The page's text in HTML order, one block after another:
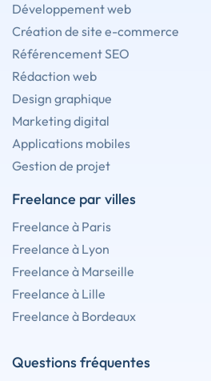
Développement web
Création de site e-commerce
Référencement SEO
Rédaction web
Design graphique
Marketing digital
Applications mobiles
Gestion de projet
Freelance par villes
Freelance à Paris
Freelance à Lyon
Freelance à Marseille
Freelance à Lille
Freelance à Bordeaux
Questions fréquentes